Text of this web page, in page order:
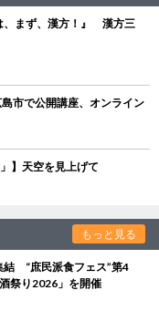
、まず、漢方！』 漢方三
市で公開講座、オンライン
】天空を見上げて
もっと見る
結 “庶民派食フェス”第4
祭り2026」を開催